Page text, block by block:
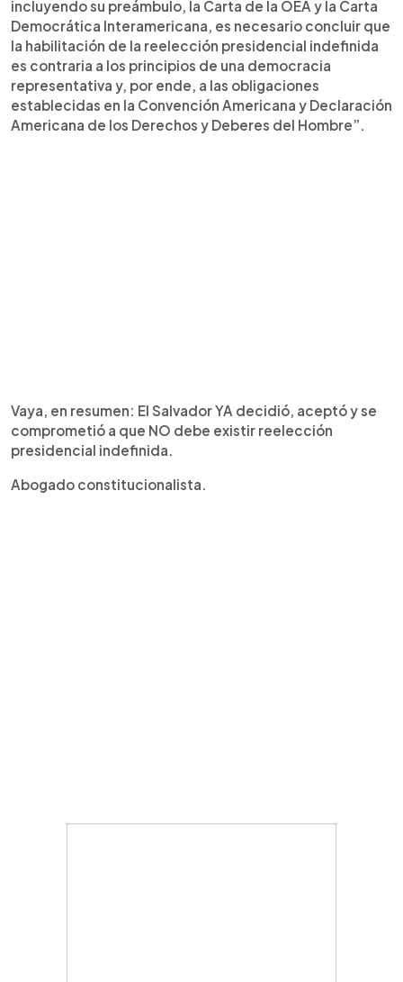
incluyendo su preámbulo, la Carta de la OEA y la Carta
Democrática Interamericana, es necesario concluir que
la habilitación de la reelección presidencial indefinida
es contraria a los principios de una democracia
representativa y, por ende, a las obligaciones
establecidas en la Convención Americana y Declaración
Americana de los Derechos y Deberes del Hombre”.
Vaya, en resumen: El Salvador YA decidió, aceptó y se
comprometió a que NO debe existir reelección
presidencial indefinida.
Abogado constitucionalista.